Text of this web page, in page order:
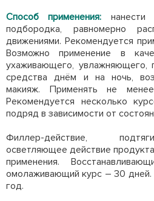
Способ применения:
подбородка, равномерно
движениями. Рекомендуется
Возможно применение в
ухаживающего, увлажняющего,
средства днём и на ночь,
макияж. Применять не
Рекомендуется несколько
подряд в зависимости от
Филлер-действие,
осветляющее действие
применения.
омолаживающий курс – 30 дней.
год.